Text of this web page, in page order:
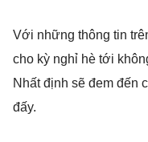
Với những thông tin
cho kỳ nghỉ hè tới
Nhất định sẽ đem đến
đấy.